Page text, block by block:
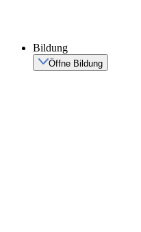
Bildung
Öffne Bildung